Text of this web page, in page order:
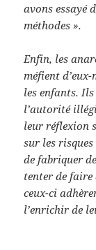
avons essayé
méthodes ».
Enfin, les
méfient
les enfants.
l’autorité
leur réflexion
sur les
de fabriquer
tenter de faire
ceux-ci
l’enrichir de